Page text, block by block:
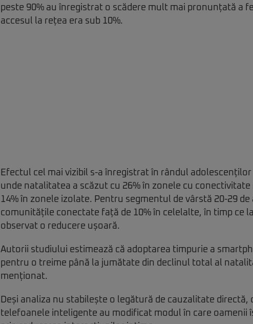
peste 90% au înregistrat o scădere mult mai pronunțată a
accesul la rețea era sub 10%.
Efectul cel mai vizibil s-a înregistrat în rândul adolescenților
unde natalitatea a scăzut cu 26% în zonele cu
14% în zonele izolate. Pentru segmentul de vârstă 20-29
comunitățile conectate față de 10% în celelalte, în timp ce
observat o reducere ușoară.
Autorii studiului estimează că adoptarea timpurie a
pentru o treime până la jumătate din declinul total al
menționat.
Deși analiza nu stabilește o legătură de cauzalitate directă,
telefoanele inteligente au modificat modul în care oamenii